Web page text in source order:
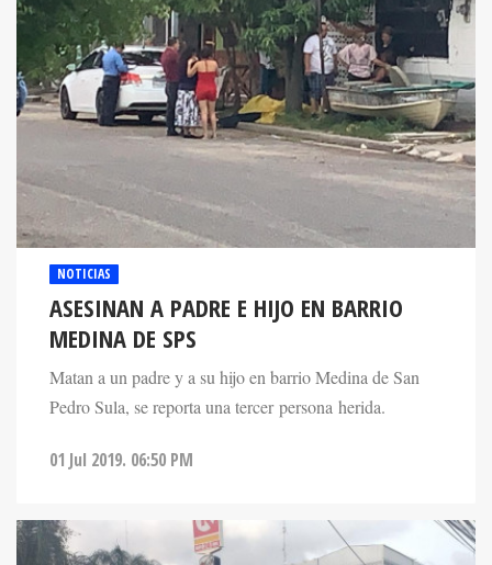
NOTICIAS
ASESINAN A PADRE E HIJO EN BARRIO
MEDINA DE SPS
Matan a un padre y a su hijo en barrio Medina de San
Pedro Sula, se reporta una tercer persona herida.
01 Jul 2019. 06:50 PM